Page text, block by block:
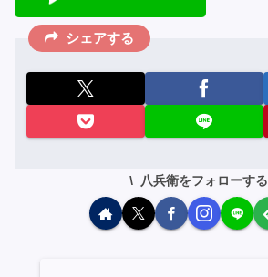
シェアする
八兵衛をフォローする